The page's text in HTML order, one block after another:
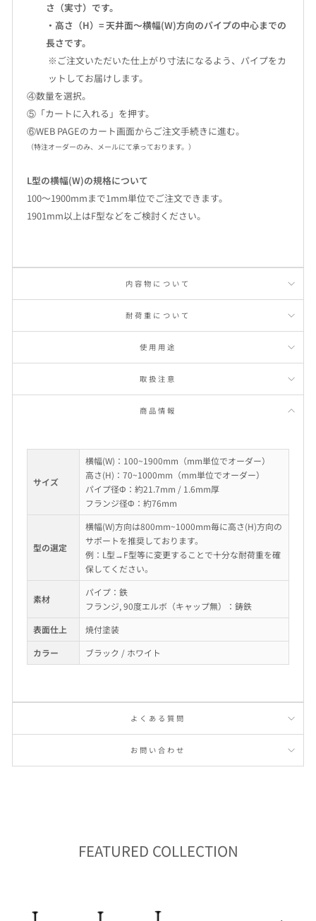
さ（実寸）です。
・高さ（H）= 天井面〜横幅(W)方向のパイプの中心までの
長さです。
※ご注文いただいた仕上がり寸法になるよう、パイプをカ
ットしてお届けします。
④数量を選択。
⑤「カートに入れる」を押す。
⑥WEB PAGEのカート画面からご注文手続きに進む。
（特注オーダーのみ、メールにて承っております。）
L型の横幅(W)の規格について
100〜1900mmまで1mm単位でご注文できます。
1901mm以上はF型などをご検討ください。
内容物について
耐荷重について
使用用途
取扱注意
商品情報
サイズ
横幅(W)：100~1900mm（mm単位でオーダー）
高さ(H)：70~1000mm（mm単位でオーダー）
パイプ径Φ：約21.7mm / 1.6mm厚
フランジ径Φ：約76mm
型の選定
横幅(W)方向は800mm~1000mm毎に高さ(H)方向の
サポートを推奨しております。
例：L型→F型等に変更することで十分な耐荷重を確
保してください。
素材
パイプ：鉄
フランジ, 90度エルボ（キャップ無）：鋳鉄
表面仕上
焼付塗装
カラー
ブラック / ホワイト
よくある質問
お問い合わせ
FEATURED COLLECTION